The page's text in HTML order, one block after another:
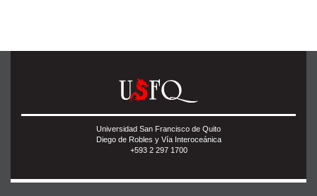
Universidad San Francisco de Quito
Diego de Robles y Vía Interoceánica
+593 2 297 1700